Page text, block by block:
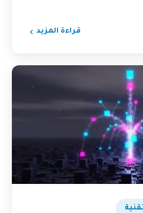
قراءة المزيد